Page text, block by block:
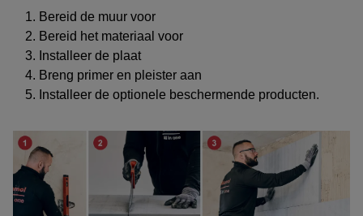
Bereid de muur voor
Bereid het materiaal voor
Installeer de plaat
Breng primer en pleister aan
Installeer de optionele beschermende producten.